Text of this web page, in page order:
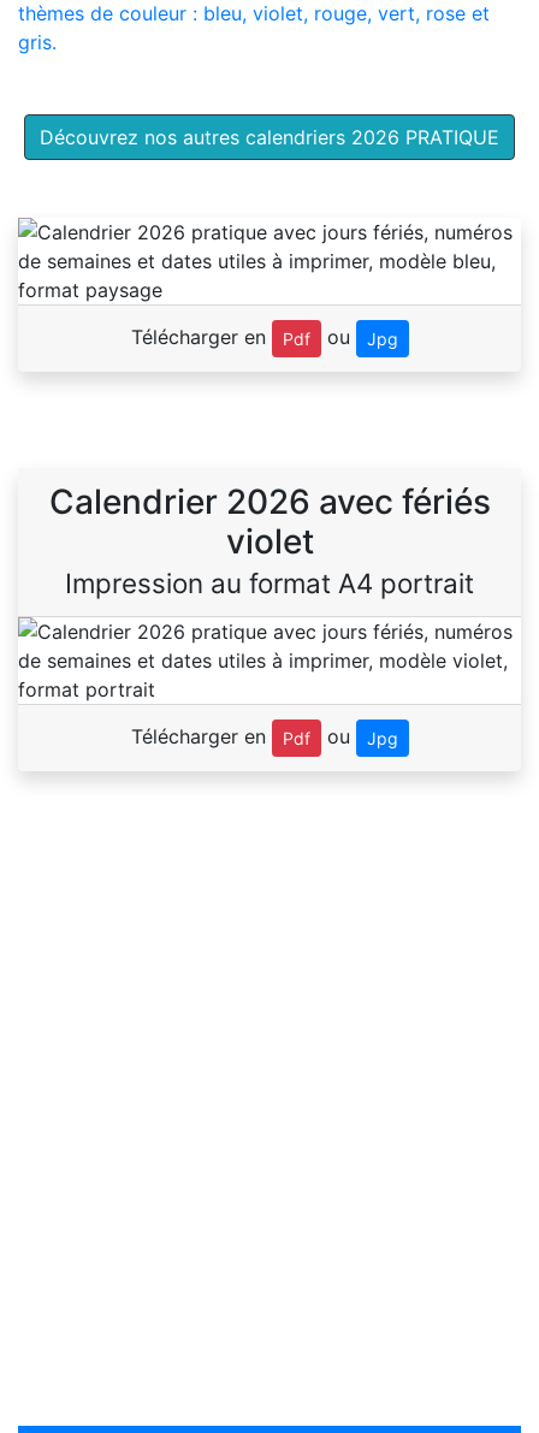
thèmes de couleur : bleu, violet, rouge, vert, rose et
gris.
Découvrez nos autres calendriers 2026 PRATIQUE
Télécharger en Pdf ou Jpg
Calendrier 2026 avec fériés
violet
Impression au format A4 portrait
Télécharger en Pdf ou Jpg